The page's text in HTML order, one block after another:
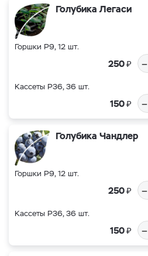
Голубика Легаси
Горшки Р9, 12 шт.
250₽ –
Кассеты Р36, 36 шт.
150₽ –
Голубика Чандлер
Горшки Р9, 12 шт.
250₽ –
Кассеты Р36, 36 шт.
150₽ –